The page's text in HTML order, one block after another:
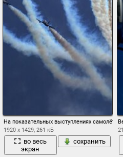
На показательных выступлениях
1920 x 1429, 261 кБ
во весь
экран
сохранить